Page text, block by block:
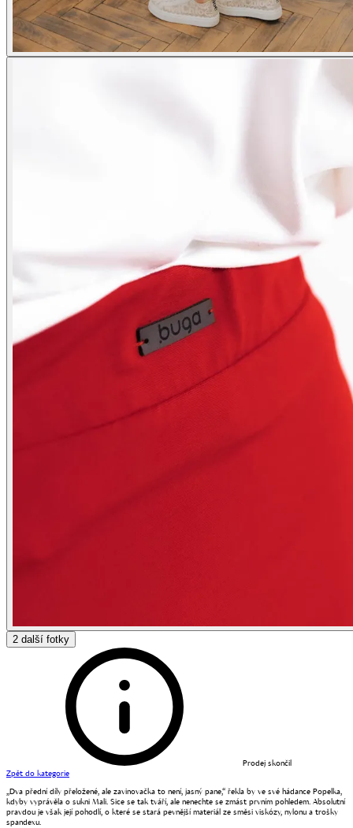
2 další fotky
Prodej skončil
Zpět do kategorie
„Dva přední díly přeložené, ale zavinovačka to není, jasný pane,“ řekla by ve své hádance Popelka,
kdyby vyprávěla o sukni Mali. Sice se tak tváří, ale nenechte se zmást prvním pohledem. Absolutní
pravdou je však její pohodlí, o které se stará pevnější materiál ze směsi viskózy, nylonu a trošky
spandexu.